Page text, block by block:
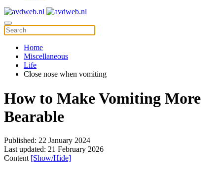
Home
Miscellaneous
Life
Close nose when vomiting
How to Make Vomiting More
Bearable
Published: 22 January 2024
Last updated: 21 February 2026
Content [Show/Hide]